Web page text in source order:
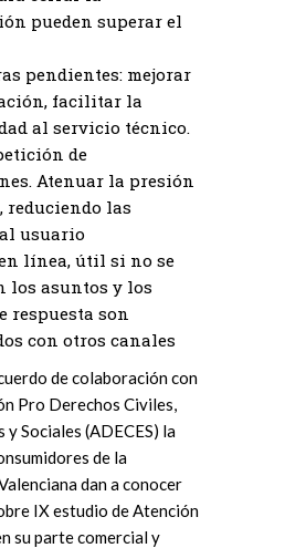
pueden superar el
pendientes: mejorar
facilitar la
al servicio técnico.
de
Atenuar la presión
reduciendo las
usuario
línea, útil si no se
los asuntos y los
respuesta son
con otros canales
de colaboración con
Pro Derechos Civiles,
y Sociales (ADECES) la
de la
dan a conocer
IX estudio de Atención
su parte comercial y